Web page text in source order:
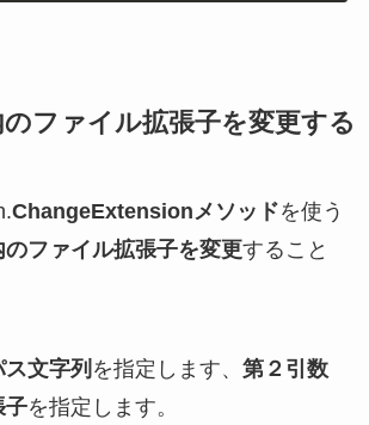
ファイル拡張子を変更する
ChangeExtensionメソッドを使う
ファイル拡張子を変更すること
ス文字列 を指定します、 第２引数
子を指定します。